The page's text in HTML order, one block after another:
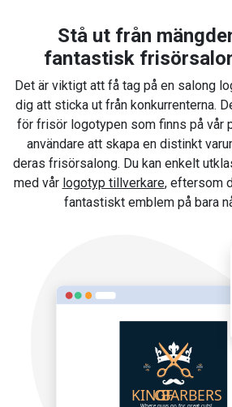
Stå ut från
fantastisk
Det är viktigt att få tag på en salong
dig att sticka ut från konkurrenterna.
för frisör logotypen som finns på vår
användare att skapa en distinkt
deras frisörsalong. Du kan enkelt
med vår logotyp tillverkare, eftersom
fantastiskt emblem på bara